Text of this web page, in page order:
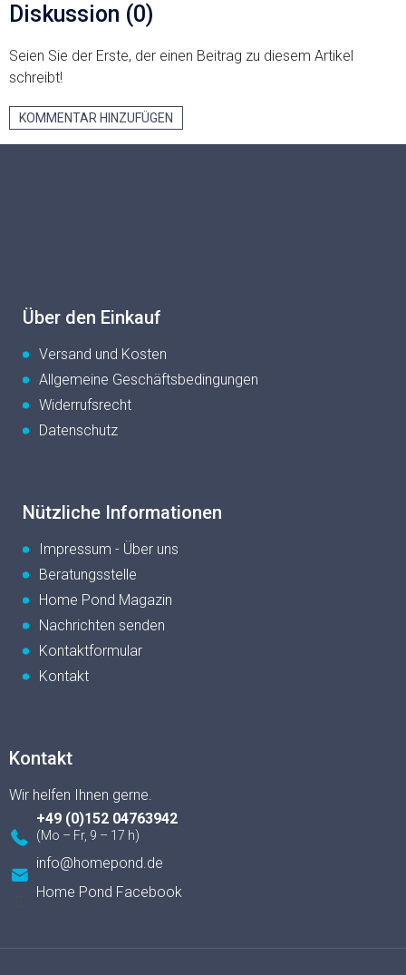
Diskussion (0)
Seien Sie der Erste, der einen Beitrag zu diesem Artikel
schreibt!
KOMMENTAR HINZUFÜGEN
Über den Einkauf
Versand und Kosten
Allgemeine Geschäftsbedingungen
Widerrufsrecht
Datenschutz
Nützliche Informationen
Impressum - Über uns
Beratungsstelle
Home Pond Magazin
Nachrichten senden
Kontaktformular
Kontakt
Kontakt
info@homepond.de
+49 (0)152 04763942
Home Pond Facebook